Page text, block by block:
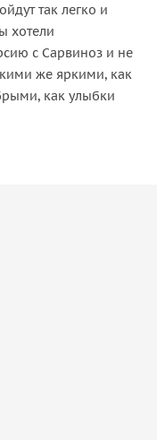
так легко и
хотели
с Сарвиноз и не
же яркими, как
как улыбки